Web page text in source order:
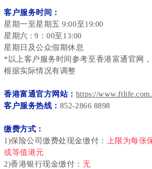
客户服务时间：
星期一至星期五 9:00至19:00
星期六 : 9：00至13:00
星期日及公众假期休息
*以上客户服务时间参考至香港富通官网
根据实际情况有调整
香港富通官方网站： https://
客户服务热线： 852-2866 8898
缴费方式：
1)保险公司缴费处现金缴付：
上限为每张
或等值港元
2)香港银行现金缴付： 无